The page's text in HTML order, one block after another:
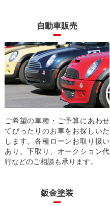
自動車販売
ご希望の車種・ご予算にあわせ
てぴったりのお車をお探しいた
します。各種ローンお取り扱い
あり。下取り、オークション代
行などのご相談も承ります。
鈑金塗装